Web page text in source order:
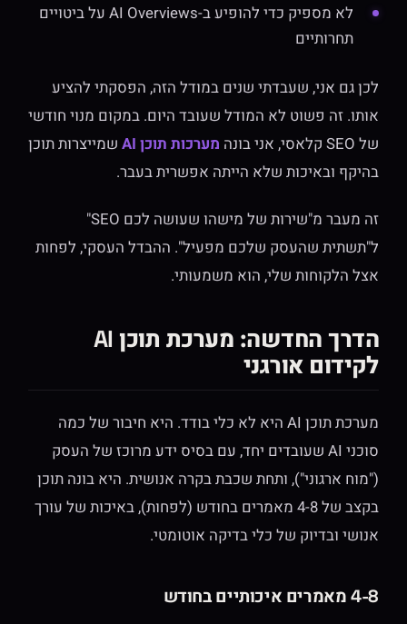
לא מספיק כדי להופיע ב-AI Overviews על ביטויים
תחרותיים
לכן גם אני, שעבדתי שנים במודל הזה, הפסקתי להציע
אותו. זה פשוט לא המודל שעובד היום. במקום מנוי חודשי
של SEO קלאסי, אני בונה
מערכות תוכן AI
שמייצרות תוכן
בהיקף ובאיכות שלא הייתה אפשרית בעבר.
זה מעבר מ"שירות של מישהו שעושה לכם SEO"
ל"תשתית שהעסק שלכם מפעיל". ההבדל העסקי, לפחות
אצל הלקוחות שלי, הוא משמעותי.
הדרך החדשה: מערכת תוכן AI
לקידום אורגני
מערכת תוכן AI היא לא כלי בודד. היא חיבור של כמה
סוכני AI שעובדים יחד, עם בסיס ידע מרוכז של העסק
("מוח ארגוני"), ותחת שכבת בקרה אנושית. היא בונה תוכן
בקצב של 4-8 מאמרים בחודש (לפחות), באיכות של עורך
אנושי ובדיוק של כלי בדיקה אוטומטי.
4-8 מאמרים איכותיים בחודש